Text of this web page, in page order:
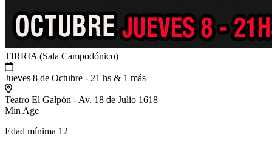
TIRRIA (Sala Campodónico)
Jueves 8 de Octubre - 21 hs & 1 más
Teatro El Galpón - Av. 18 de Julio 1618
Min Age
Edad mínima 12